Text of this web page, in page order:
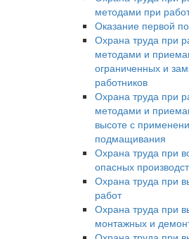
методами при
Оказание первой
Охрана труда при
методами и
ограниченных и
работников
Охрана труда при
методами и
высоте с
подмащивания
Охрана труда при
опасных
Охрана труда при
работ
Охрана труда при
монтажных и